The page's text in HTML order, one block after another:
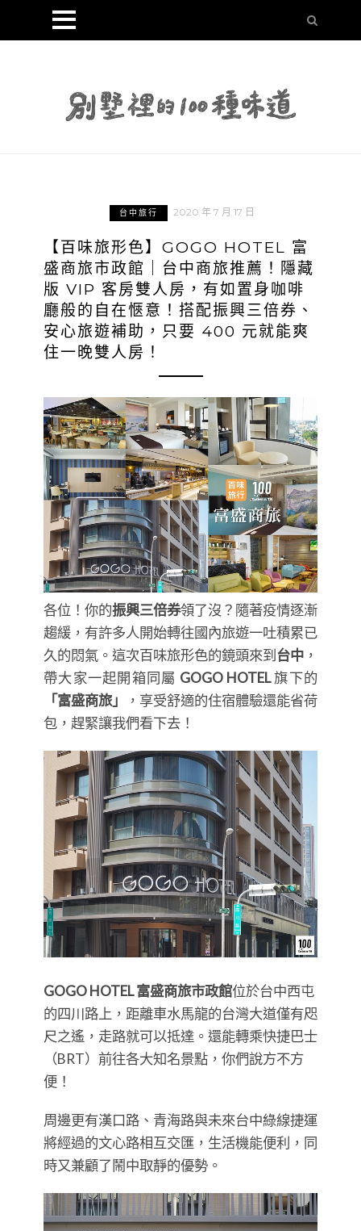
台中旅行 2020 年 7 月 17 日
【百味旅形色】GOGO HOTEL 富
盛商旅市政館｜台中商旅推薦！隱藏
版 VIP 客房雙人房，有如置身咖啡
廳般的自在愜意！搭配振興三倍券、
安心旅遊補助，只要 400 元就能爽
住一晚雙人房！
各位！你的振興三倍券領了沒？隨著疫情逐漸
趨緩，有許多人開始轉往國內旅遊一吐積累已
久的悶氣。這次百味旅形色的鏡頭來到 台中 ，
帶大家一起開箱同屬 GOGO HOTEL旗下的
「富盛商旅」
，享受舒適的住宿體驗還能省荷
包，趕緊讓我們看下去！
GOGO HOTEL 富盛商旅市政館位於台中西屯
的四川路上，距離車水馬龍的台灣大道僅有咫
尺之遙，走路就可以抵達。還能轉乘快捷巴士
（BRT）前往各大知名景點，你們說方不方
便！
周邊更有漢口路、青海路與未來台中綠線捷運
將經過的文心路相互交匯，生活機能便利，同
時又兼顧了鬧中取靜的優勢。